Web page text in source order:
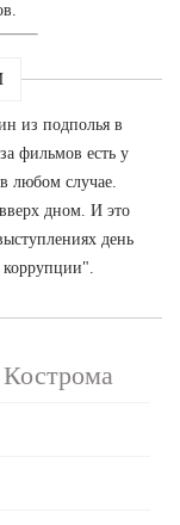
из подполья в
фильмов есть у
любом случае.
дном. И это
день